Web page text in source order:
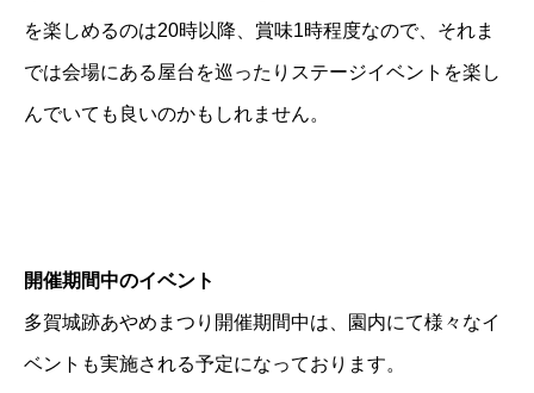
を楽しめるのは20時以降、賞味1時程度なので、それま
では会場にある屋台を巡ったりステージイベントを楽し
んでいても良いのかもしれません。
開催期間中のイベント
多賀城跡あやめまつり開催期間中は、園内にて様々なイ
ベントも実施される予定になっております。